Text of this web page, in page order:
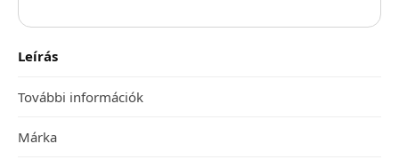
Leírás
További információk
Márka